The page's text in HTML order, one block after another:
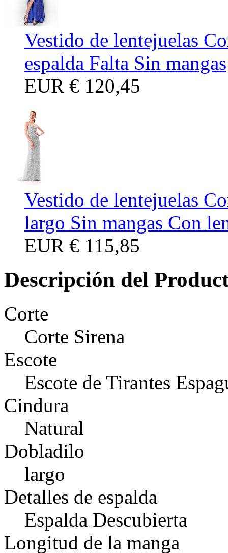
Vestido de lentejuelas
espalda Falta Sin mangas
EUR € 120,45
Vestido de lentejuelas
largo Sin mangas Con
EUR € 115,85
Descripción del
Corte
Corte Sirena
Escote
Escote de Tirantes
Cindura
Natural
Dobladilo
largo
Detalles de espalda
Espalda Descubierta
Longitud de la manga